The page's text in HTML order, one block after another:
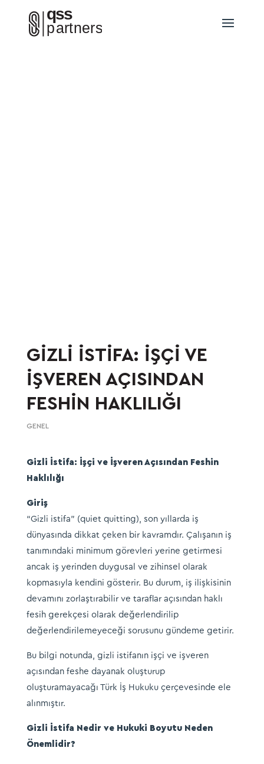
GİZLİ İSTİFA: İŞÇİ VE
İŞVEREN AÇISINDAN
FESHİN HAKLILIĞI
GENEL
Gizli İstifa: İşçi ve İşveren Açısından Feshin
Haklılığı
Giriş
“Gizli istifa” (quiet quitting), son yıllarda iş
dünyasında dikkat çeken bir kavramdır. Çalışanın iş
tanımındaki minimum görevleri yerine getirmesi
ancak iş yerinden duygusal ve zihinsel olarak
kopmasıyla kendini gösterir. Bu durum, iş ilişkisinin
devamını zorlaştırabilir ve taraflar açısından haklı
fesih gerekçesi olarak değerlendirilip
değerlendirilemeyeceği sorusunu gündeme getirir.
Bu bilgi notunda, gizli istifanın işçi ve işveren
açısından feshe dayanak oluşturup
oluşturamayacağı Türk İş Hukuku çerçevesinde ele
alınmıştır.
Gizli İstifa Nedir ve Hukuki Boyutu Neden
Önemlidir?